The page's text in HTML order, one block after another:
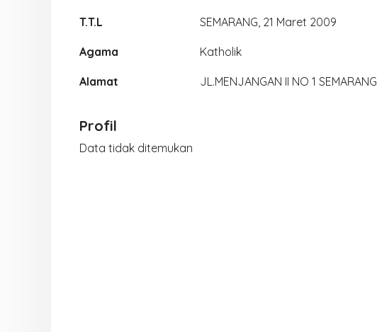
T.T.L SEMARANG, 21 Maret 2009
Agama Katholik
Alamat JL.MENJANGAN II NO 1 SEMARANG
Profil
Data tidak ditemukan